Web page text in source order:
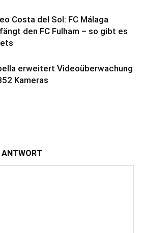
Costa del Sol: FC Málaga
den FC Fulham – so gibt es
erweitert Videoüberwachung
Kameras
ANTWORT